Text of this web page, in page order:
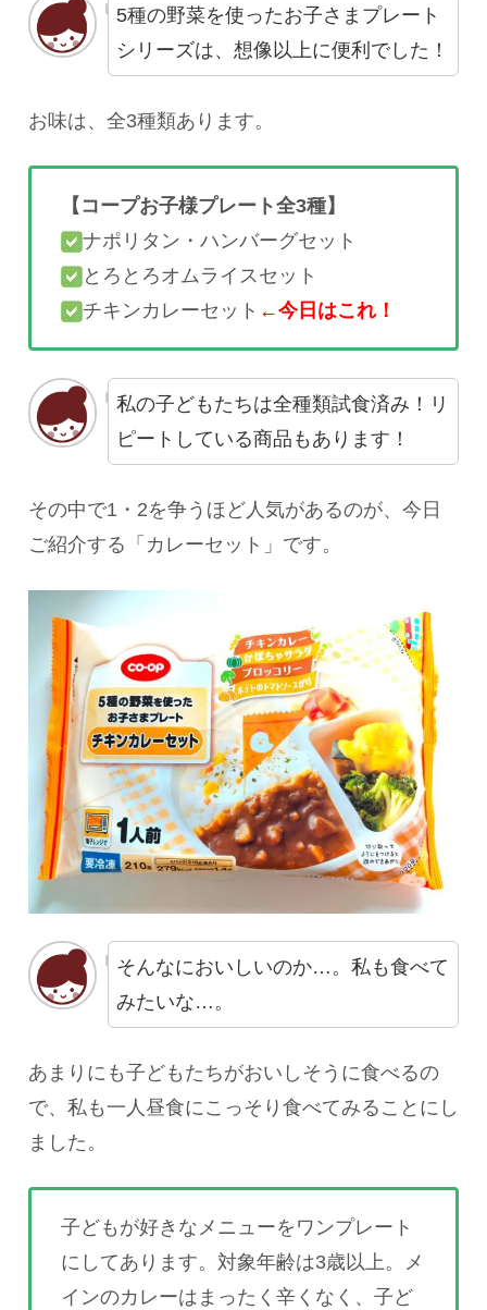
5種の野菜を使ったお子さまプレート
シリーズは、想像以上に便利でした！
お味は、全3種類あります。
【コープお子様プレート全3種】
ナポリタン・ハンバーグセット
とろとろオムライスセット
チキンカレーセット ←今日はこれ！
私の子どもたちは全種類試食済み！リ
ピートしている商品もあります！
その中で1・2を争うほど人気があるのが、今日
ご紹介する「カレーセット」です。
そんなにおいしいのか…。私も食べて
みたいな…。
あまりにも子どもたちがおいしそうに食べるの
で、私も一人昼食にこっそり食べてみることにし
ました。
子どもが好きなメニューをワンプレート
にしてあります。対象年齢は3歳以上。メ
インのカレーはまったく辛くなく、子ど